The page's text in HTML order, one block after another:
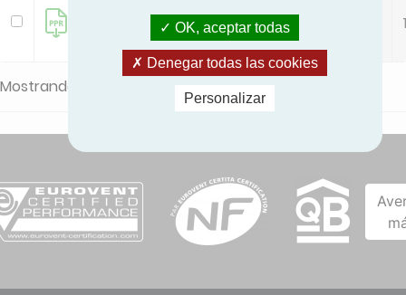
5.3
Mostrando desde 1 hasta 1 - En total 1 resultados
OK, aceptar todas
Denegar todas las cookies
Personalizar